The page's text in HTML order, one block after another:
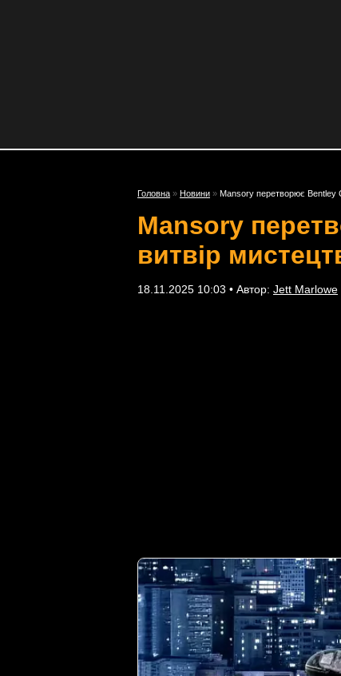
Головна » Новини » Mansory перетворює Bentley
Mansory
витвір
18.11.2025 10:03 • Автор: Jett Marlowe